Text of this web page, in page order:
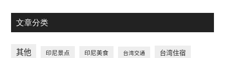
文章分类
其他 印尼景点 印尼美食 台湾交通 台湾住宿